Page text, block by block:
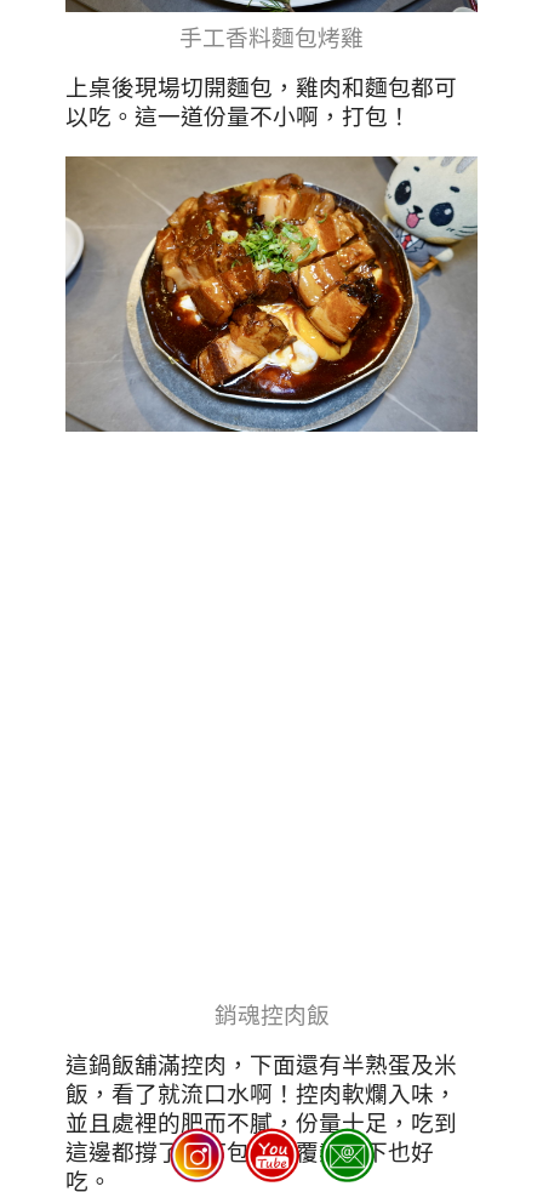
手工香料麵包烤雞
上桌後現場切開麵包，雞肉和麵包都可
以吃。這一道份量不小啊，打包！
銷魂控肉飯
這鍋飯舖滿控肉，下面還有半熟蛋及米
飯，看了就流口水啊！控肉軟爛入味，
並且處裡的肥而不膩，份量十足，吃到
這邊都撐了，打包回家覆熱一下也好
吃。